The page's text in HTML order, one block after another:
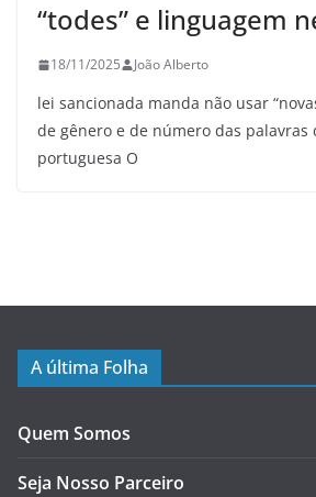
“todes” e linguagem
18/11/2025 João Alberto
lei sancionada manda não usar
de gênero e de número das palavras
portuguesa O
A última Folha
Quem Somos
Seja Nosso Parceiro